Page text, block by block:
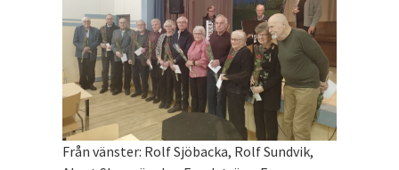
Från vänster: Rolf Sjöbacka, Rolf Sundvik,